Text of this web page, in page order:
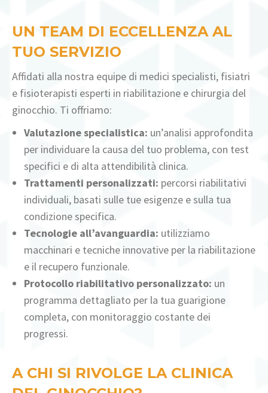
UN TEAM DI ECCELLENZA AL
TUO SERVIZIO
Affidati alla nostra equipe di medici specialisti, fisiatri
e fisioterapisti esperti in riabilitazione e chirurgia del
ginocchio. Ti offriamo:
Valutazione specialistica: un’analisi approfondita
per individuare la causa del tuo problema, con test
specifici e di alta attendibilità clinica.
Trattamenti personalizzati: percorsi riabilitativi
individuali, basati sulle tue esigenze e sulla tua
condizione specifica.
Tecnologie all’avanguardia: utilizziamo
macchinari e tecniche innovative per la riabilitazione
e il recupero funzionale.
Protocollo riabilitativo personalizzato: un
programma dettagliato per la tua guarigione
completa, con monitoraggio costante dei
progressi.
A CHI SI RIVOLGE LA CLINICA